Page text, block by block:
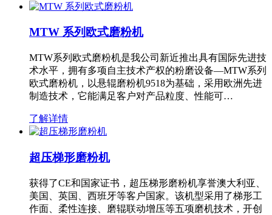
MTW 系列欧式磨粉机
MTW系列欧式磨粉机是我公司新近推出具有国际先进技
术水平，拥有多项自主技术产权的粉磨设备—MTW系列
欧式磨粉机，以悬辊磨粉机9518为基础，采用欧洲先进
制造技术，它能满足客户对产品粒度、性能可…
了解详情
超压梯形磨粉机
获得了CE和国家证书，超压梯形磨粉机享誉澳大利亚、
美国、英国、西班牙等客户国家。该机型采用了梯形工
作面、柔性连接、磨辊联动增压等五项磨机技术，开创